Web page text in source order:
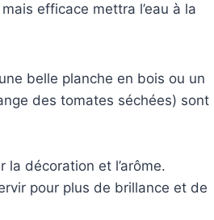
efficace mettra l’eau à la
belle planche en bois ou un
des tomates séchées) sont
la décoration et l’arôme.
pour plus de brillance et de